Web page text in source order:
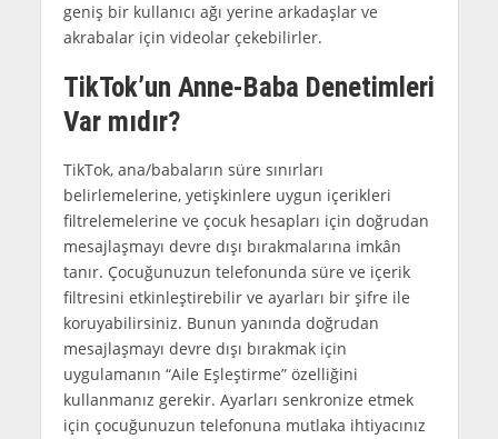
geniş bir kullanıcı ağı yerine arkadaşlar ve
akrabalar için videolar çekebilirler.
TikTok’un Anne-Baba Denetimleri
Var mıdır?
TikTok, ana/babaların süre sınırları
belirlemelerine, yetişkinlere uygun içerikleri
filtrelemelerine ve çocuk hesapları için doğrudan
mesajlaşmayı devre dışı bırakmalarına imkân
tanır. Çocuğunuzun telefonunda süre ve içerik
filtresini etkinleştirebilir ve ayarları bir şifre ile
koruyabilirsiniz. Bunun yanında doğrudan
mesajlaşmayı devre dışı bırakmak için
uygulamanın “Aile Eşleştirme” özelliğini
kullanmanız gerekir. Ayarları senkronize etmek
için çocuğunuzun telefonuna mutlaka ihtiyacınız